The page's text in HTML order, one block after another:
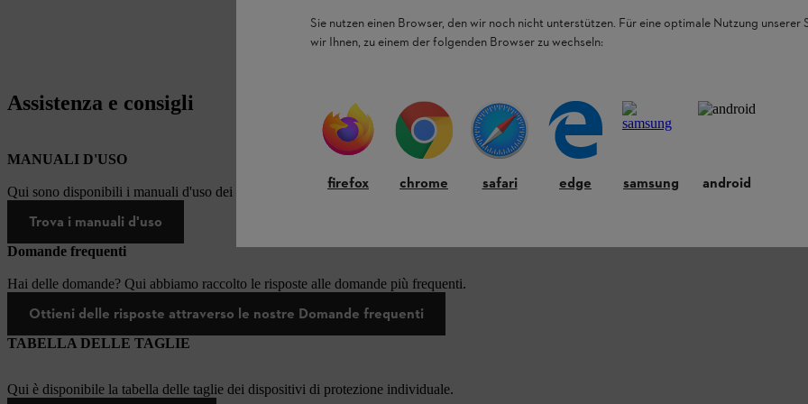
Assistenza e consigli
MANUALI D'USO
Qui sono disponibili i manuali d'uso dei prodotti STIHL.
Trova i manuali d'uso
Domande frequenti
Hai delle domande? Qui abbiamo raccolto le risposte alle domande più frequenti.
Ottieni delle risposte attraverso le nostre Domande frequenti
TABELLA DELLE TAGLIE
Qui è disponibile la tabella delle taglie dei dispositivi di protezione individuale.
Sie nutzen einen Browser, den wir noch nicht unterstützen. Für eine optimale Nutzung unserer
wir Ihnen, zu einem der folgenden Browser zu wechseln:
firefox chrome safari edge samsung android